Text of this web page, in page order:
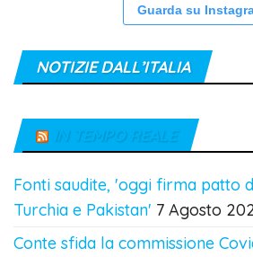
Guarda su
NOTIZIE DALL’ITALIA
IN TEMPO REALE
Fonti saudite, 'oggi firma patto
Turchia e Pakistan' 7 Agosto
Conte sfida la commissione